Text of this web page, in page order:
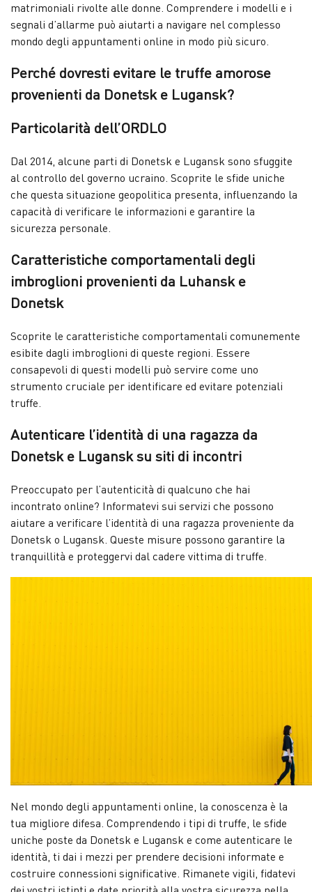
matrimoniali rivolte alle donne. Comprendere i modelli e i
segnali d’allarme può aiutarti a navigare nel complesso
mondo degli appuntamenti online in modo più sicuro.
Perché dovresti evitare le truffe amorose
provenienti da Donetsk e Lugansk?
Particolarità dell’ORDLO
Dal 2014, alcune parti di Donetsk e Lugansk sono sfuggite
al controllo del governo ucraino. Scoprite le sfide uniche
che questa situazione geopolitica presenta, influenzando la
capacità di verificare le informazioni e garantire la
sicurezza personale.
Caratteristiche comportamentali degli
imbroglioni provenienti da Luhansk e
Donetsk
Scoprite le caratteristiche comportamentali comunemente
esibite dagli imbroglioni di queste regioni. Essere
consapevoli di questi modelli può servire come uno
strumento cruciale per identificare ed evitare potenziali
truffe.
Autenticare l’identità di una ragazza da
Donetsk e Lugansk su siti di incontri
Preoccupato per l’autenticità di qualcuno che hai
incontrato online? Informatevi sui servizi che possono
aiutare a verificare l’identità di una ragazza proveniente da
Donetsk o Lugansk. Queste misure possono garantire la
tranquillità e proteggervi dal cadere vittima di truffe.
Nel mondo degli appuntamenti online, la conoscenza è la
tua migliore difesa. Comprendendo i tipi di truffe, le sfide
uniche poste da Donetsk e Lugansk e come autenticare le
identità, ti dai i mezzi per prendere decisioni informate e
costruire connessioni significative. Rimanete vigili, fidatevi